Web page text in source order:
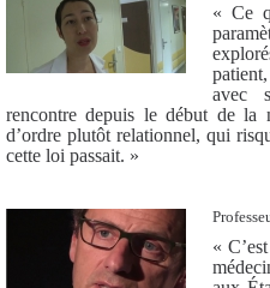
« Ce
avec
rencontre depuis le début de
d’ordre plutôt relationnel, qui
cette loi passait. »
«